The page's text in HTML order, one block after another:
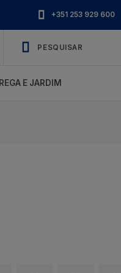
+351 253 929 600
REGA E JARDIM